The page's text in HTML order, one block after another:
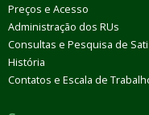
Preços e Acesso
Administração dos RUs
Consultas e Pesquisa de
História
Contatos e Escala de